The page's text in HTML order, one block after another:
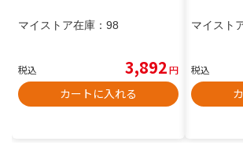
マイストア在庫： 98
税込 3,892円
カートに入れる
マイスト
税込